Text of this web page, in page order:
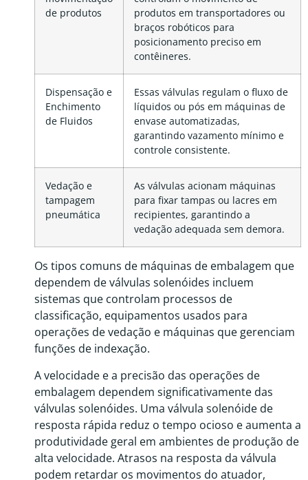
de produtos
produtos em transportadores ou
braços robóticos para
posicionamento preciso em
contêineres.
Dispensação e
Enchimento
de Fluidos
Essas válvulas regulam o fluxo de
líquidos ou pós em máquinas de
envase automatizadas,
garantindo vazamento mínimo e
controle consistente.
Vedação e
tampagem
pneumática
As válvulas acionam máquinas
para fixar tampas ou lacres em
recipientes, garantindo a
vedação adequada sem demora.
Os tipos comuns de máquinas de embalagem que
dependem de válvulas solenóides incluem
sistemas que controlam processos de
classificação, equipamentos usados ​​para
operações de vedação e máquinas que gerenciam
funções de indexação.
A velocidade e a precisão das operações de
embalagem dependem significativamente das
válvulas solenóides. Uma válvula solenóide de
resposta rápida reduz o tempo ocioso e aumenta a
produtividade geral em ambientes de produção de
alta velocidade. Atrasos na resposta da válvula
podem retardar os movimentos do atuador,